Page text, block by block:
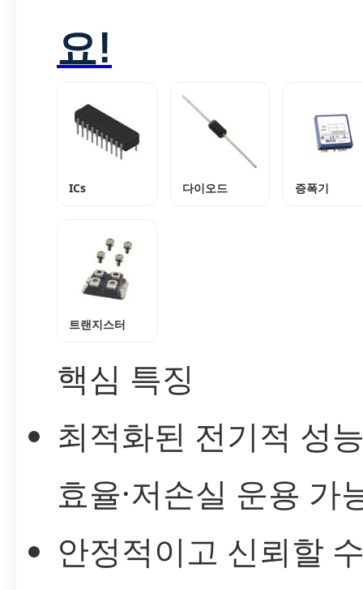
요!
ICs 다이오드 증폭기
트랜지스터
핵심 특징
최적화된 전기적 성
효율·저손실 운용 가
안정적이고 신뢰할